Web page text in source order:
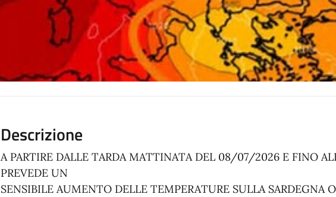
Descrizione
A PARTIRE DALLE TARDA MATTINATA DEL 08/07/2026 E FINO
PREVEDE UN
SENSIBILE AUMENTO DELLE TEMPERATURE SULLA SARDEGNA